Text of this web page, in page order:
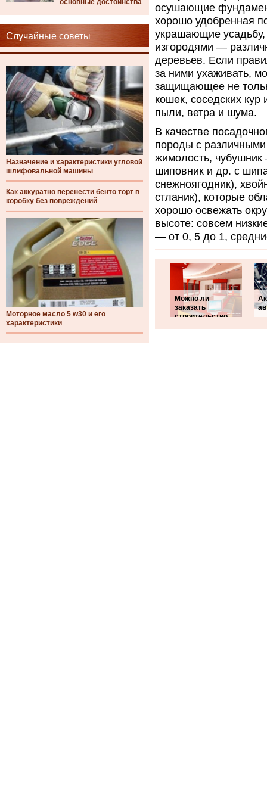
основные достоинства
Случайные советы
Назначение и характеристики угловой
шлифовальной машины
Как аккуратно перенести бенто торт в
коробку без повреждений
Моторное масло 5 w30 и его
характеристики
осушающие
хорошо удобренная
украшающие
изгородями —
деревьев. Если
за ними ухаживать,
защищающее не
кошек, соседских кур
пыли, ветра и шума.
В качестве
породы с
жимолость,
шиповник и др. с
снежноягодник),
стланик), которые
хорошо освежать
высоте: совсем
— от 0, 5 до 1,
Можно ли
заказать
строительство